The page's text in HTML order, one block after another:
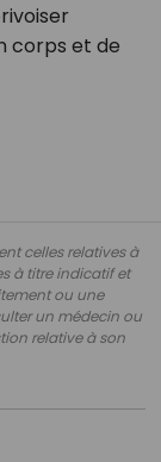
corps et de
celles relatives à
à titre indicatif et
ou une
un médecin ou
relative à son